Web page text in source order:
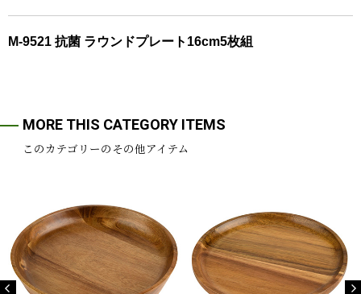
M-9521 抗菌 ラウンドプレート16cm5枚組
MORE THIS CATEGORY ITEMS
このカテゴリーのその他アイテム